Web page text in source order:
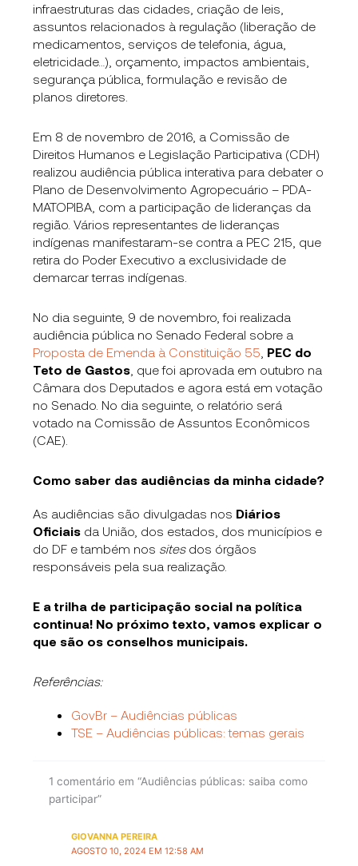
infraestruturas das cidades, criação de leis,
assuntos relacionados à regulação (liberação de
medicamentos, serviços de telefonia, água,
eletricidade…), orçamento, impactos ambientais,
segurança pública, formulação e revisão de
planos diretores.
Em 8 de novembro de 2016, a Comissão de
Direitos Humanos e Legislação Participativa (CDH)
realizou audiência pública interativa para debater o
Plano de Desenvolvimento Agropecuário – PDA-
MATOPIBA, com a participação de lideranças da
região. Vários representantes de lideranças
indígenas manifestaram-se contra a PEC 215, que
retira do Poder Executivo a exclusividade de
demarcar terras indígenas.
No dia seguinte, 9 de novembro, foi realizada
audiência pública no Senado Federal sobre a
Proposta de Emenda à Constituição 55 PEC do
Teto de Gastos , que foi aprovada em outubro na
Câmara dos Deputados e agora está em votação
no Senado. No dia seguinte, o relatório será
votado na Comissão de Assuntos Econômicos
(CAE).
Como saber das audiências da minha cidade?
As audiências são divulgadas nos Diários
Oficiais da União, dos estados, dos municípios e
do DF e também nos sites dos órgãos
responsáveis pela sua realização.
E a trilha de participação social na política
continua! No próximo texto, vamos explicar o
que são os conselhos municipais.
Referências:
GovBr – Audiências públicas
TSE – Audiências públicas: temas gerais
1 comentário em “Audiências públicas: saiba como
participar”
GIOVANNA PEREIRA
AGOSTO 10, 2024 EM 12:58 AM